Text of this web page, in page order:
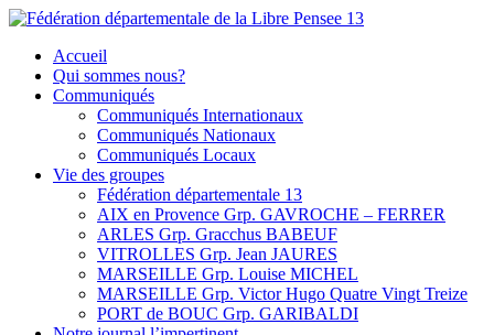
Skip
content
Fédération départementale de la Libre Pensee 13
Membre de la fédération Nationale de la Libre Pensée ni dieu ni
maitre
Accueil
Qui sommes nous?
Communiqués
Communiqués Internationaux
Communiqués Nationaux
Communiqués Locaux
Vie des groupes
Fédération départementale 13
AIX en Provence Grp. GAVROCHE – FERRER
ARLES Grp. Gracchus BABEUF
VITROLLES Grp. Jean JAURES
MARSEILLE Grp. Louise MICHEL
MARSEILLE Grp. Victor Hugo Quatre Vingt Treize
PORT de BOUC Grp. GARIBALDI